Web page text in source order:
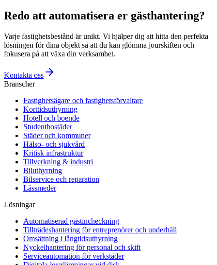
Redo att automatisera er gästhantering?
Varje fastighetsbestånd är unikt. Vi hjälper dig att hitta den perfekta
lösningen för dina objekt så att du kan glömma jourskiften och
fokusera på att växa din verksamhet.
Kontakta oss
Branscher
Fastighetsägare och fastighetsförvaltare
Korttidsuthyrning
Hotell och boende
Studentbostäder
Städer och kommuner
Hälso- och sjukvård
Kritisk infrastruktur
Tillverkning & industri
Biluthyrning
Bilservice och reparation
Låssmeder
Lösningar
Automatiserad gästincheckning
Tillträdeshantering för entreprenörer och underhåll
Omsättning i långtidsuthyrning
Nyckelhantering för personal och skift
Serviceautomation för verkstäder